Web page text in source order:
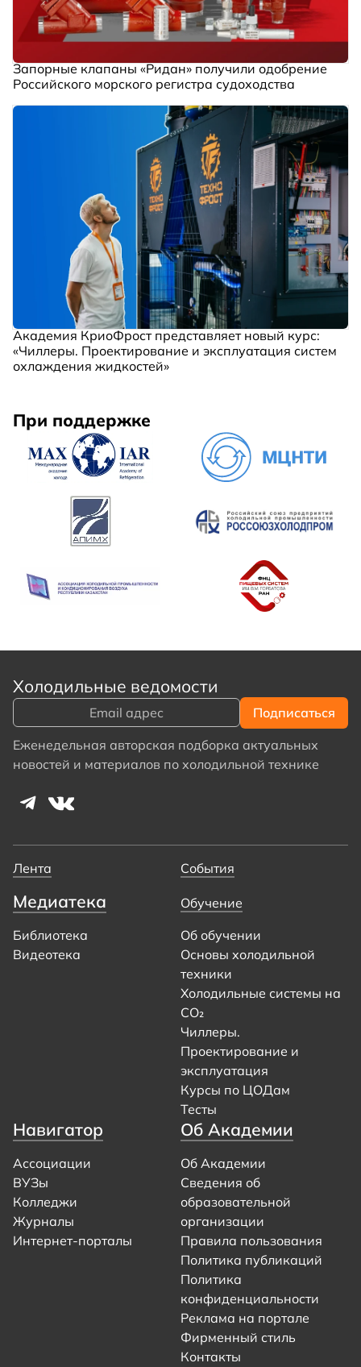
Запорные клапаны «Ридан» получили одобрение
Российского морского регистра судоходства
Академия КриоФрост представляет новый курс:
«Чиллеры. Проектирование и эксплуатация систем
охлаждения жидкостей»
При поддержке
Холодильные ведомости
Еженедельная авторская подборка актуальных
новостей и материалов по холодильной технике
Лента События
Медиатека
Библиотека
Видеотека
Обучение
Об обучении
Основы холодильной
техники
Холодильные системы на
CO₂
Чиллеры.
Проектирование и
эксплуатация
Курсы по ЦОДам
Тесты
Навигатор
Ассоциации
ВУЗы
Колледжи
Журналы
Интернет-порталы
Об Академии
Об Академии
Сведения об
образовательной
организации
Правила пользования
Политика публикаций
Политика
конфиденциальности
Реклама на портале
Фирменный стиль
Контакты